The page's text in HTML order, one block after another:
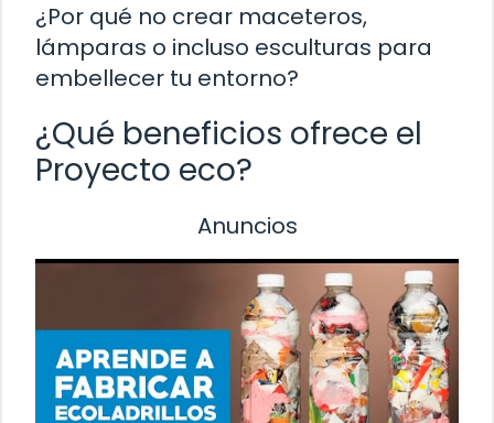
¿Por qué no crear maceteros,
lámparas o incluso esculturas para
embellecer tu entorno?
¿Qué beneficios ofrece el
Proyecto eco?
Anuncios